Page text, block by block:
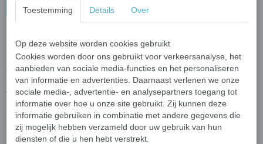
Hanger Rozekwarts
Laat je stralen met deze prachtige Rozenkwarts edelsteen hanger,
dé steen die bekendstaat als de ultieme brenger van liefde en
positieve energie. De zachtroze tint geeft direct een warme,
vrouwelijke en vriendelijke uitstraling – perfect voor wie houdt van
sieraden met een zachte, romantische vibe.
Dankzij de
verstelbare veterketting draag je de hanger precies op
de lengte die jouw stijl versterkt.
Toestemming Details Over
Op deze website worden cookies gebruikt
Cookies worden door ons gebruikt voor verkeersanalyse, het
aanbieden van sociale media-functies en het personaliseren
van informatie en advertenties. Daarnaast verlenen we onze
sociale media-, advertentie- en analysepartners toegang tot
informatie over hoe u onze site gebruikt. Zij kunnen deze
informatie gebruiken in combinatie met andere gegevens die
zij mogelijk hebben verzameld door uw gebruik van hun
diensten of die u hen hebt verstrekt.